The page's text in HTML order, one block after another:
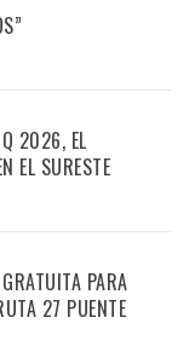
2026, EL
EL SURESTE
PARA
27 PUENTE